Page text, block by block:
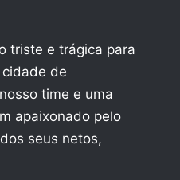
triste e trágica para
de
time e uma
apaixonado pelo
seus netos,